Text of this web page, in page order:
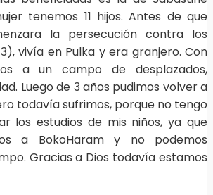
tenemos 11 hijos. Antes de que
la persecución contra los
vivía en Pulka y era granjero. Con
a un campo de desplazados,
Luego de 3 años pudimos volver a
todavía sufrimos, porque no tengo
los estudios de mis niños, ya que
a BokoHaram y no podemos
Gracias a Dios todavía estamos